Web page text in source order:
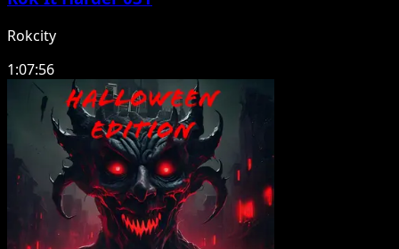
Rokcity
1:07:56